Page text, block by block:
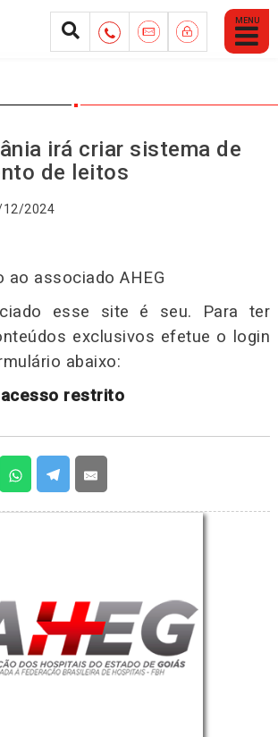
Abrir
Menu
Mobile
irá criar sistema de
de leitos
12/2024
ao associado AHEG
esse site é seu. Para ter
exclusivos efetue o login
abaixo:
restrito